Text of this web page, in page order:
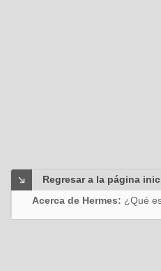
Regresar a la página
Acerca de Hermes: ¿Qué